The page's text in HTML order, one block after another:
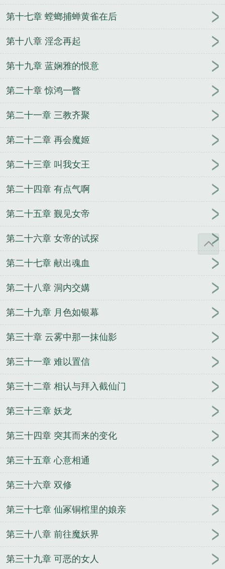
第十七章 螳螂捕蝉黄雀在后
第十八章 淫念再起
第十九章 蓝娴雅的恨意
第二十章 惊鸿一瞥
第二十一章 三教齐聚
第二十二章 再会魔姬
第二十三章 叫我女王
第二十四章 有点气啊
第二十五章 觐见女帝
第二十六章 女帝的试探
第二十七章 献出魂血
第二十八章 洞内交媾
第二十九章 月色如银幕
第三十章 云雾中那一抹仙影
第三十一章 难以置信
第三十二章 相认与拜入截仙门
第三十三章 妖龙
第三十四章 突其而来的变化
第三十五章 心意相通
第三十六章 双修
第三十七章 仙冢铜棺里的娘亲
第三十八章 前往魔妖界
第三十九章 可恶的女人